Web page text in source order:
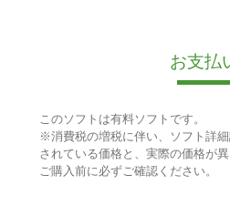
お支払
このソフトは有料ソフトです。
※消費税の増税に伴い、ソフト詳
されている価格と、実際の価格が
ご購入前に必ずご確認ください。